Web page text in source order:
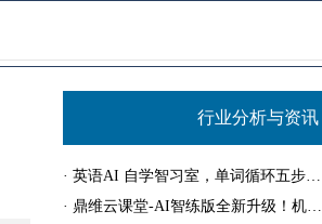
行业分析与资讯
· 英语AI 自学智习室，单词循环五步法！
· 鼎维云课堂-AI智练版全新升级！机构获利翻倍！